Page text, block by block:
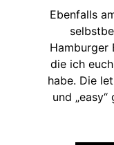
Ebenfalls
Hamburger
die ich
habe. Die
und